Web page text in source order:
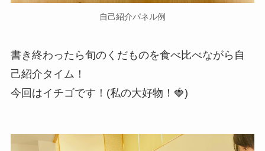
自己紹介パネル例
書き終わったら旬のくだものを食べ比べながら自
己紹介タイム！
今回はイチゴです！(私の大好物！🍓)